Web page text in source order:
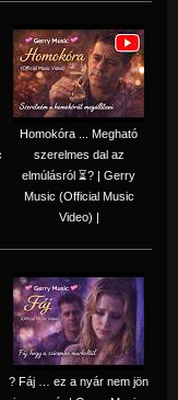
Homokóra ... Megható
szerelmes dal az
elmúlásról ⏳? | Gerry
Music (Official Music
Video) |
? Fáj … ez a nyár nem jön